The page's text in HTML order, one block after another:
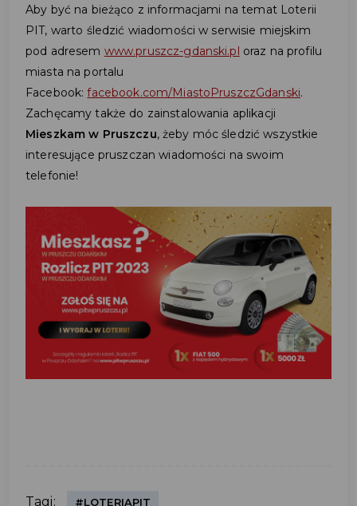
Aby być na bieżąco z informacjami na temat Loterii
PIT, warto śledzić wiadomości w serwisie miejskim
pod adresem www.pruszcz-gdanski.pl oraz na profilu
miasta na portalu
Facebook:facebook.com/MiastoPruszczGdanski.
Zachęcamy także do zainstalowania aplikacji
Mieszkam w Pruszczu, żeby móc śledzić wszystkie
interesujące pruszczan wiadomości na swoim
telefonie!
Tagi: #LOTERIAPIT